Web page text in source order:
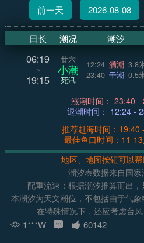
前一天 2026-08-08
日长 潮况 潮汐
06:19
~
19:15
廿六
小潮
死汛
12:24 满潮 3.8
23:40 干潮 0.5
涨潮时间：
退潮时间：
推荐赶海时间：19:40
最佳鱼口时间：11-13
地区、地图按钮可以
潮汐表数据来自国
配重流速：根据潮汐推算而出，
本潮汐为天文潮位，不包括由于气
在特殊情况下，还应考虑台风
1***W 60142